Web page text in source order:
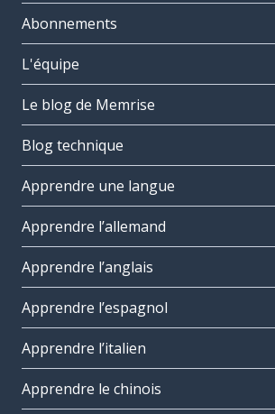
Abonnements
L'équipe
Le blog de Memrise
Blog technique
Apprendre une langue
Apprendre l’allemand
Apprendre l’anglais
Apprendre l’espagnol
Apprendre l’italien
Apprendre le chinois